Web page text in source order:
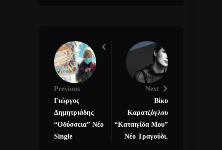
Previous
Γιώργος
Δημητριάδης
“Οδύσσεια” Νέο
Single
Next
Βίκυ
Καρατζόγλου
“Καταιγίδα Μου”
Νέο Τραγούδι.